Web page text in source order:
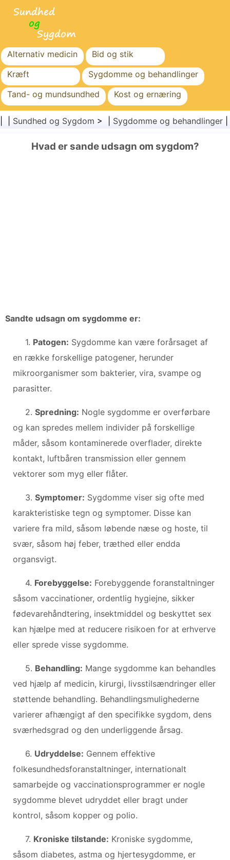
Alternativ medicin
Bid og stik
Kræft
Sygdomme og behandlinger
Tand- og mundsundhed
Kost og ernæring
Familiesundhed
Sundhedssektoren
Sundhed
Sundhed og Sygdom > | Sygdomme og behandlinger
Hvad er sande udsagn om sygdom?
Sandte udsagn om sygdomme er:
1. Patogen: Sygdomme kan være forårsaget af
en række forskellige patogener, herunder
mikroorganismer som bakterier, vira, svampe og
parasitter.
2. Spredning: Nogle sygdomme er overførbare
og kan spredes mellem individer på forskellige
måder, såsom kontaminerede overflader, direkte
kontakt, luftbåren transmission eller gennem
vektorer som myg eller flåter.
3. Symptomer: Sygdomme viser sig ofte med
karakteristiske tegn og symptomer. Disse kan
variere fra mild, såsom løbende næse og hoste, til
svær, såsom høj feber, træthed eller endda
organsvigt.
4. Forebyggelse: Forebyggende foranstaltninger
såsom vaccinationer, ordentlig hygiejne, sikker
fødevarehåndtering, insektmiddel og beskyttet sex
kan hjælpe med at reducere risikoen for at erhverve
eller sprede visse sygdomme.
5. Behandling: Mange sygdomme kan behandles
ved hjælp af medicin, kirurgi, livsstilsændringer eller
støttende behandling. Behandlingsmulighederne
varierer afhængigt af den specifikke sygdom, dens
sværhedsgrad og den underliggende årsag.
6. Udryddelse: Gennem effektive
folkesundhedsforanstaltninger, internationalt
samarbejde og vaccinationsprogrammer er nogle
sygdomme blevet udryddet eller bragt under
kontrol, såsom kopper og polio.
7. Kroniske tilstande: Kroniske sygdomme,
såsom diabetes, astma og hjertesygdomme, er